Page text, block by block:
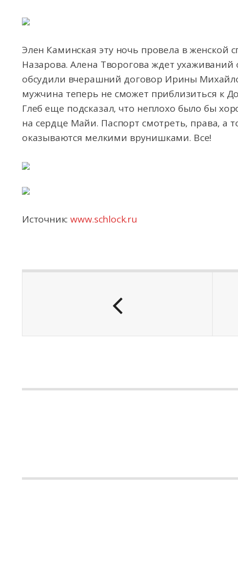
Элен Каминская эту ночь провела в женской
Назарова. Алена Творогова ждет
обсудили вчерашний договор Ирины
мужчина теперь не сможет приблизиться к
Глеб еще подсказал, что неплохо было бы
на сердце Майи. Паспорт смотреть, права, а
оказываются мелкими врунишками. Все!
Источник:www.schlock.ru